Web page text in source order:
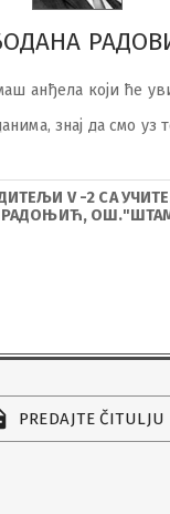
анђела који ће
знај да смо уз
V -2 СА
РАДОЊИЋ,
PREDAJTE ČITULJU